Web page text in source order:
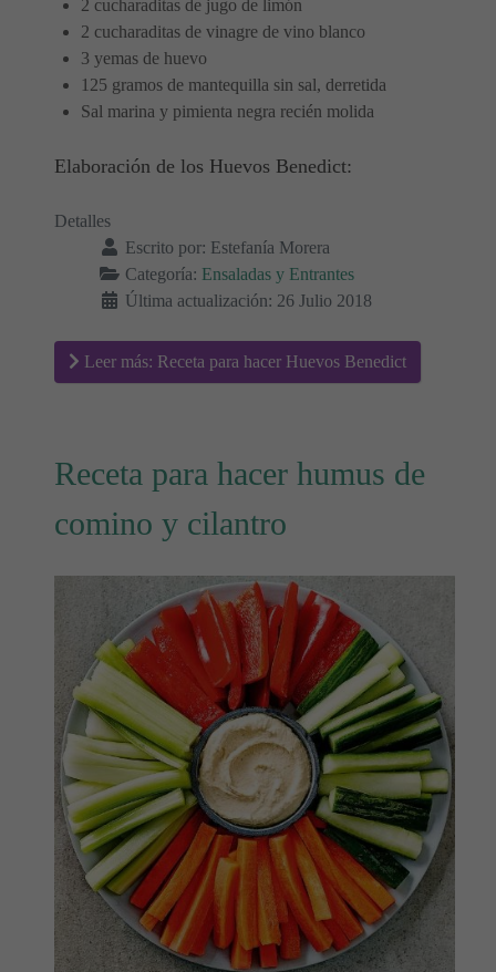
2 cucharaditas de jugo de limón
2 cucharaditas de vinagre de vino blanco
3 yemas de huevo
125 gramos de mantequilla sin sal, derretida
Sal marina y pimienta negra recién molida
Elaboración de los Huevos Benedict:
Detalles
Escrito por: Estefanía Morera
Categoría: Ensaladas y Entrantes
Última actualización: 26 Julio 2018
Leer más: Receta para hacer Huevos Benedict
Receta para hacer humus de
comino y cilantro